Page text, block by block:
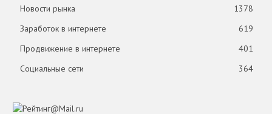
Новости рынка
1378
Заработок в интернете
619
Продвижение в интернете
401
Социальные сети
364